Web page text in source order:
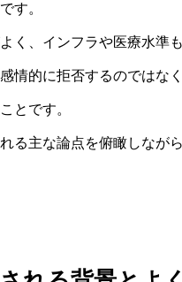
す。
く、インフラや医療水準
情的に拒否するのではな
とです。
る主な論点を俯瞰しなが